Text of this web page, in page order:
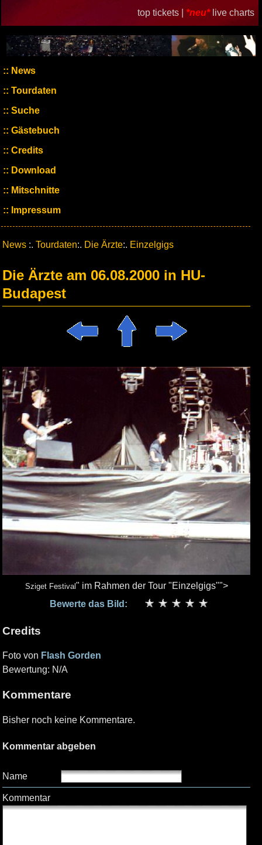
top tickets | *neu* live charts
News
Tourdaten
Suche
Gästebuch
Credits
Download
Mitschnitte
Impressum
News :. Tourdaten:. Die Ärzte:. Einzelgigs
Die Ärzte am 06.08.2000 in HU-
Budapest
Sziget Festival" im Rahmen der Tour "Einzelgigs"">
Bewerte das Bild:
Credits
Foto von Flash Gorden
Bewertung: N/A
Kommentare
Bisher noch keine Kommentare.
Kommentar abgeben
Name
Kommentar